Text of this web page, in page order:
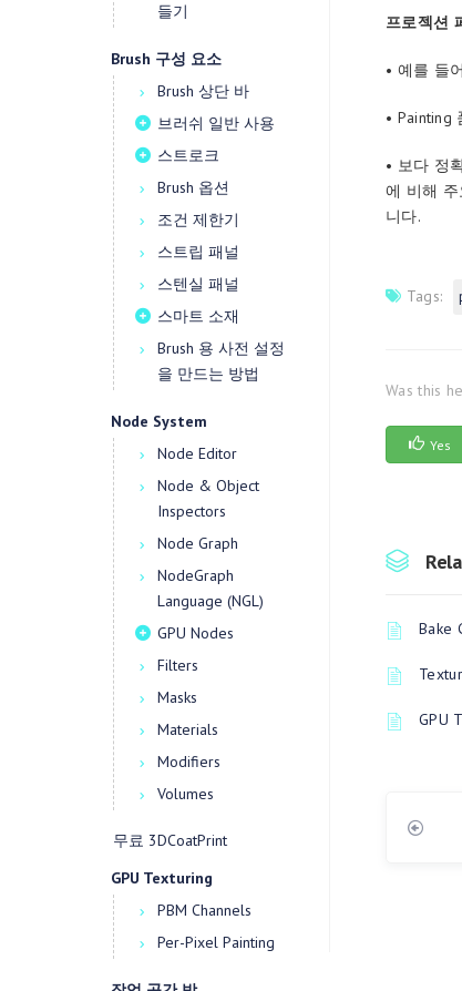
들기
Brush 구성 요소
Brush 상단 바
브러쉬 일반 사용
스트로크
Brush 옵션
조건 제한기
스트립 패널
스텐실 패널
스마트 소재
Brush 용 사전 설정
을 만드는 방법
Node System
Node Editor
Node & Object
Inspectors
Node Graph
NodeGraph
Language (NGL)
GPU Nodes
Filters
Masks
Materials
Modifiers
Volumes
무료 3DCoatPrint
GPU Texturing
PBM Channels
Per-Pixel Painting
프로젝션
• 예를 들
• Painting
• 보다 정
에 비해
니다.
Tags:
Was this
Yes
Bake
GPU